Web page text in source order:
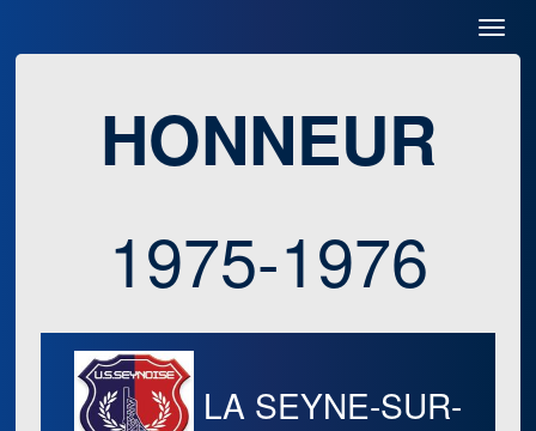
HONNEUR
1975-1976
LA SEYNE-SUR-